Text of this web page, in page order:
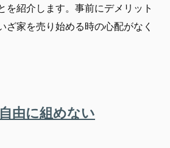
を紹介します。事前にデメリット
ざ家を売り始める時の心配がなく
由に組めない